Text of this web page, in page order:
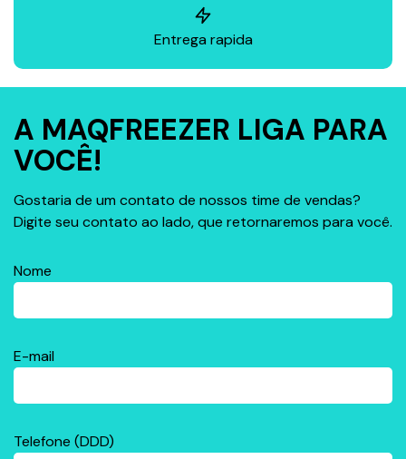
Entrega rapida
A MAQFREEZER LIGA PARA
VOCÊ!
Gostaria de um contato de nossos time de vendas?
Digite seu contato ao lado, que retornaremos para você.
Nome
E-mail
Telefone (DDD)